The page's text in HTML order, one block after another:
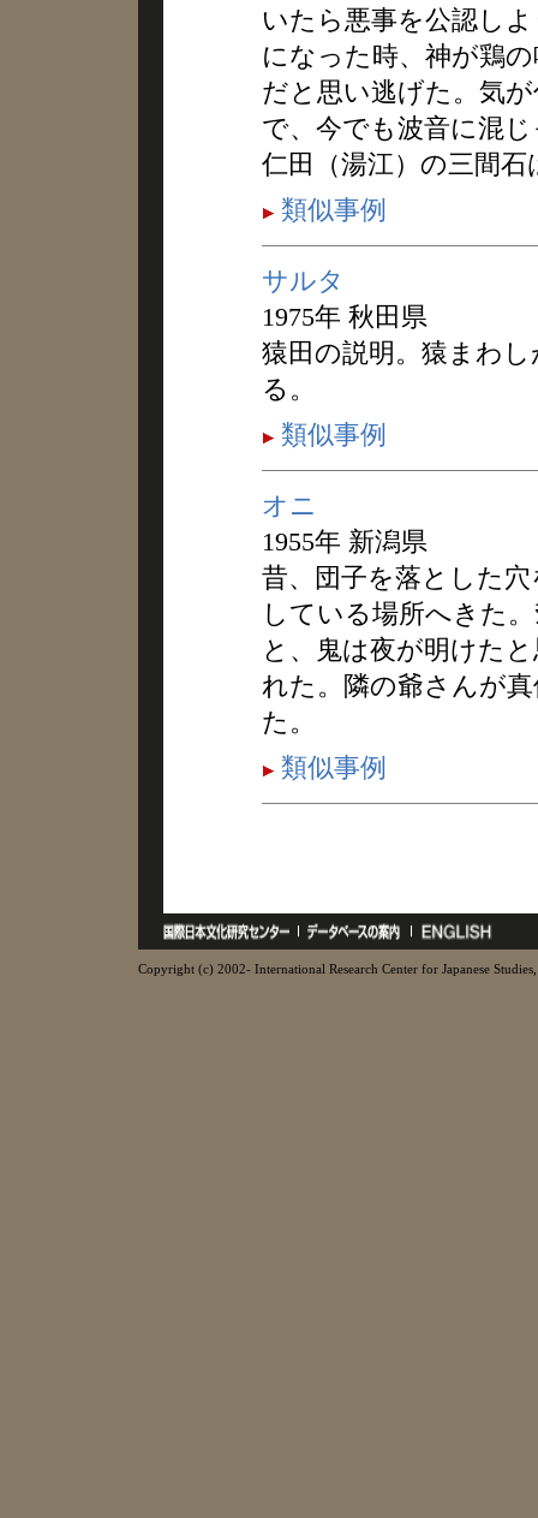
いたら悪事を公認し
になった時、神が鶏
だと思い逃げた。気
で、今でも波音に混
仁田（湯江）の三間
類似事例
サルタ
1975年 秋田県
猿田の説明。猿まわ
る。
類似事例
オニ
1955年 新潟県
昔、団子を落とした
している場所へきた
と、鬼は夜が明けた
れた。隣の爺さんが
た。
類似事例
Copyright (c) 2002- International Research Center for Japanese